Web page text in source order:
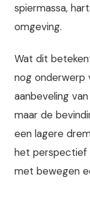
spiermassa,
omgeving.
Wat dit
nog onderwerp
aanbeveling
maar de
een lagere
het perspectief
met bewegen